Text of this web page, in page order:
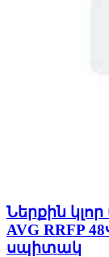
Ներքին
AVG RRFP
սպիտակ